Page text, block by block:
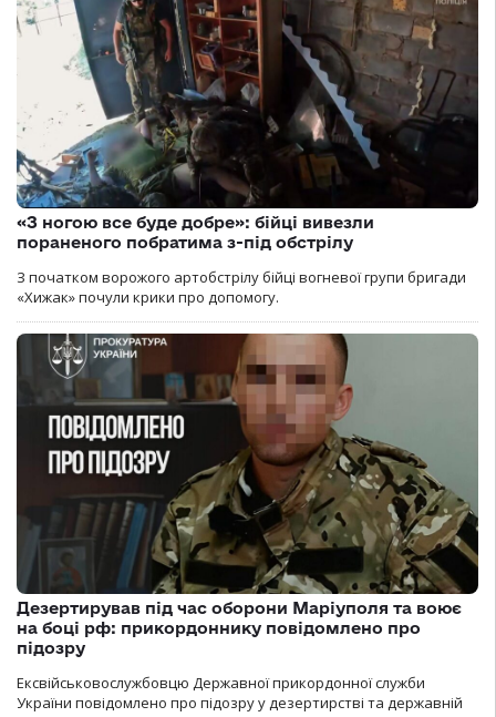
«З ногою все буде добре»: бійці вивезли
пораненого побратима з-під обстрілу
З початком ворожого артобстрілу бійці вогневої групи бригади
«Хижак» почули крики про допомогу.
Дезертирував під час оборони Маріуполя та воює
на боці рф: прикордоннику повідомлено про
підозру
Ексвійськовослужбовцю Державної прикордонної служби
України повідомлено про підозру у дезертирстві та державній